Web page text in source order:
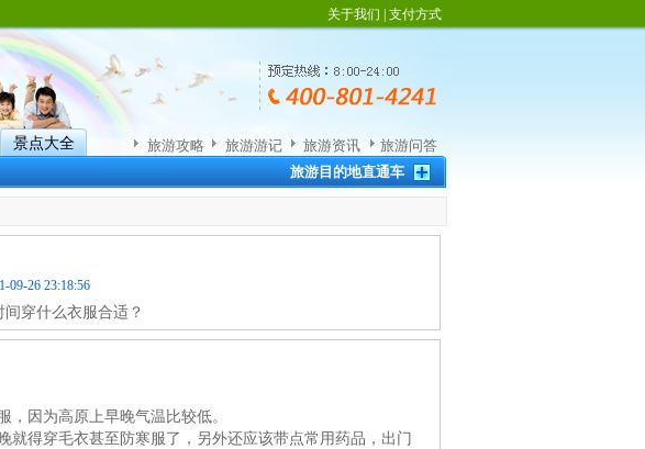
关于我们 支付方式
景点大全
旅游攻略 旅游游记 旅游资讯
旅游问答
旅游目的地直通车
26 23:18:56
穿什么衣服合适？
，因为高原上早晚气温比较低。
就得穿毛衣甚至防寒服了，另外还应该带点常用药品，出门